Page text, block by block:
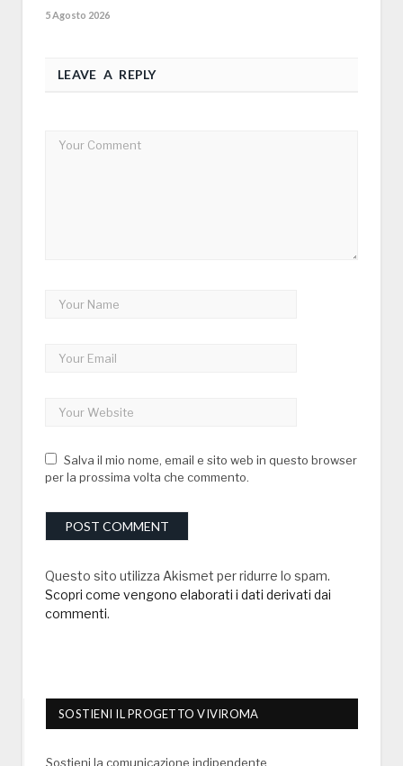
5 Agosto 2026
LEAVE A REPLY
Salva il mio nome, email e sito web in questo browser
per la prossima volta che commento.
Questo sito utilizza Akismet per ridurre lo spam.
Scopri come vengono elaborati i dati derivati dai
commenti.
SOSTIENI IL PROGETTO VIVIROMA
Sostieni la comunicazione indipendente